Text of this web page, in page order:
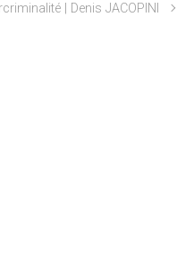
| Denis JACOPINI